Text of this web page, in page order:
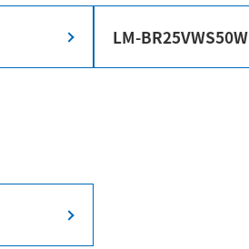
LM-BR25VWS50W